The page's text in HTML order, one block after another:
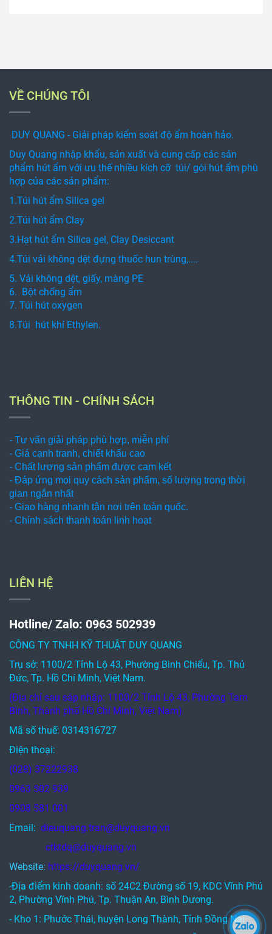
VỀ CHÚNG TÔI
DUY QUANG - Giải pháp kiểm soát độ ẩm hoàn hảo.
Duy Quang nhập khẩu, sản xuất và cung cấp các sản
phẩm hút ẩm với ưu thế nhiều kích cỡ túi/ gói hút ẩm phù
hợp của các sản phẩm:
1.Túi hút ẩm Silica gel
2.Túi hút ẩm Clay
3.Hạt hút ẩm Silica gel, Clay Desiccant
4.Túi vải không dệt đựng thuốc hun trùng,....
5. Vải không dệt, giấy, màng PE
6. Bột chống ẩm
7. Túi hút oxygen
8.Túi hút khí Ethylen.
THÔNG TIN - CHÍNH SÁCH
- Tư vấn giải pháp phù hợp, miễn phí
- Giá cạnh tranh, chiết khấu cao
- Chất lượng sản phẩm được cam kết
- Đáp ứng mọi quy cách sản phẩm, số lượng trong thời
gian ngắn nhất
- Giao hàng nhanh tận nơi trên toàn quốc.
- Chính sách thanh toán linh hoạt
LIÊN HỆ
Hotline/ Zalo: 0963 502939
CÔNG TY TNHH KỸ THUẬT DUY QUANG
Trụ sở: 1100/2 Tỉnh Lộ 43, Phường Bình Chiểu, Tp. Thủ
Đức, Tp. Hồ Chí Minh, Việt Nam.
(Địa chỉ sau sáp nhập: 1100/2 Tỉnh Lộ 43, Phường Tam
Bình, Thành phố Hồ Chí Minh, Việt Nam)
Mã số thuế: 0314316727
Điện thoại:
(028) 37222938
0963 502 939
0908 581 001
Email: dieuquang.tran@duyquang.vn
ctktdq@duyquang.vn
Website: https://duyquang.vn/
-Địa điểm kinh doanh: số 24C2 Đường số 19, KDC Vĩnh Phú
2, Phường Vĩnh Phú, Tp. Thuận An, Bình Dương.
- Kho 1: Phước Thái, huyện Long Thành, Tỉnh Đồng Nai